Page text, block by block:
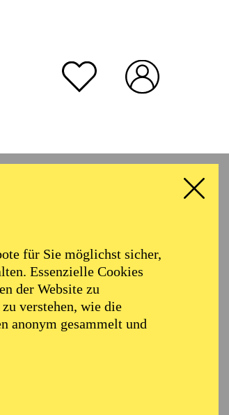
für Sie möglichst sicher,
Essenzielle Cookies
der Website zu
verstehen, wie die
anonym gesammelt und